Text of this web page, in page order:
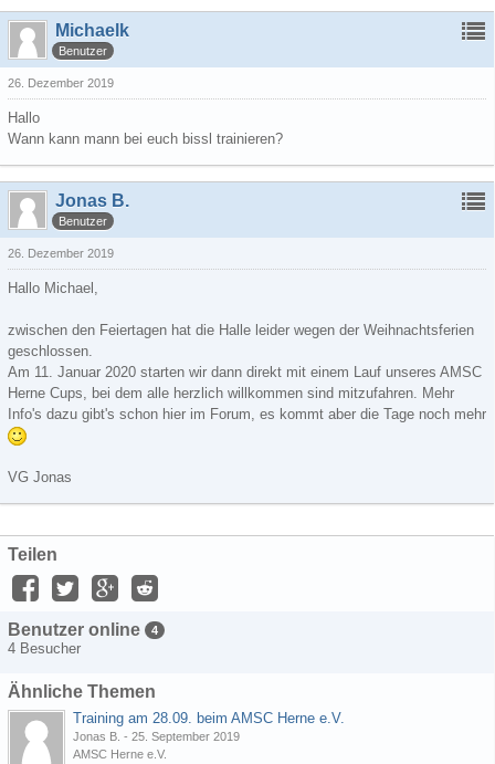
Michaelk
Benutzer
26. Dezember 2019
Hallo
Wann kann mann bei euch bissl trainieren?
Jonas B.
Benutzer
26. Dezember 2019
Hallo Michael,
zwischen den Feiertagen hat die Halle leider wegen der Weihnachtsferien
geschlossen.
Am 11. Januar 2020 starten wir dann direkt mit einem Lauf unseres AMSC
Herne Cups, bei dem alle herzlich willkommen sind mitzufahren. Mehr
Info's dazu gibt's schon hier im Forum, es kommt aber die Tage noch mehr
VG Jonas
Teilen
Benutzer online 4
4 Besucher
Ähnliche Themen
Training am 28.09. beim AMSC Herne e.V.
Jonas B. - 25. September 2019
AMSC Herne e.V.